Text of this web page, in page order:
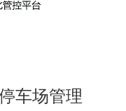
车场管理